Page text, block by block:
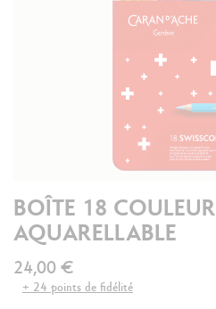
BOÎTE 18
AQUARELLABLE
24,00 €
+ 24 points de fidélité